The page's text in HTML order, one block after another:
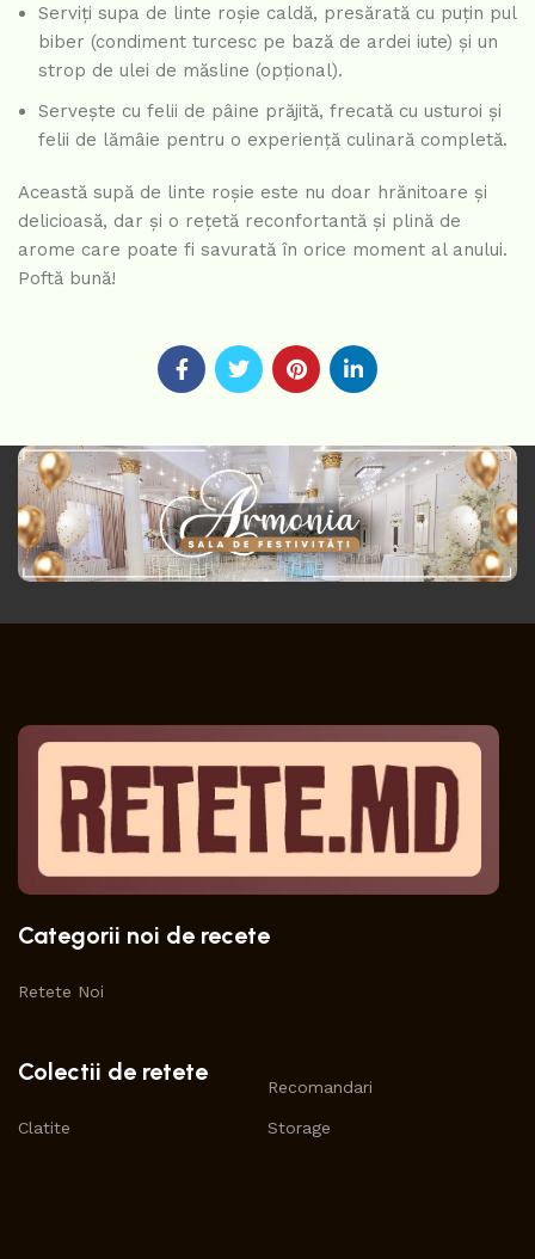
Serviți supa de linte roșie caldă, presărată cu puțin pul
biber (condiment turcesc pe bază de ardei iute) și un
strop de ulei de măsline (opțional).
Servește cu felii de pâine prăjită, frecată cu usturoi și
felii de lămâie pentru o experiență culinară completă.
Această supă de linte roșie este nu doar hrănitoare și
delicioasă, dar și o rețetă reconfortantă și plină de
arome care poate fi savurată în orice moment al anului.
Poftă bună!
Categorii noi de recete
Retete Noi
Colectii de retete
Clatite
Recomandari
Storage